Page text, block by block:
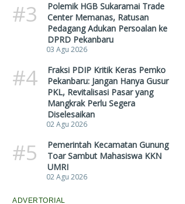
#3
Polemik HGB Sukaramai Trade
Center Memanas, Ratusan
Pedagang Adukan Persoalan ke
DPRD Pekanbaru
03 Agu 2026
#4
Fraksi PDIP Kritik Keras Pemko
Pekanbaru: Jangan Hanya Gusur
PKL, Revitalisasi Pasar yang
Mangkrak Perlu Segera
Diselesaikan
02 Agu 2026
#5
Pemerintah Kecamatan Gunung
Toar Sambut Mahasiswa KKN
UMRI
02 Agu 2026
ADVERTORIAL